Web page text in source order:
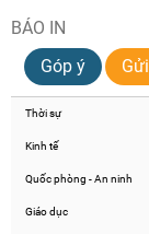
BÁO IN
Góp ý
Thời sự
Kinh tế
Quốc phòng - An ninh
Giáo dục